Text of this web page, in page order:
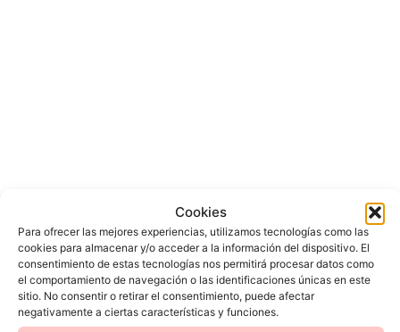
Cookies
Para ofrecer las mejores experiencias, utilizamos tecnologías como las
cookies para almacenar y/o acceder a la información del dispositivo. El
consentimiento de estas tecnologías nos permitirá procesar datos como
el comportamiento de navegación o las identificaciones únicas en este
sitio. No consentir o retirar el consentimiento, puede afectar
negativamente a ciertas características y funciones.